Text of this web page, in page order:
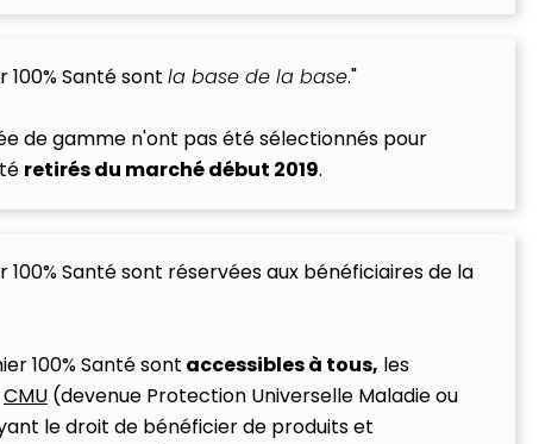
100% Santé sont la base de la base."
de gamme n'ont pas été sélectionnés pour
retirés du marché début 2019.
100% Santé sont réservées aux bénéficiaires de la
100% Santé sont accessibles à tous, les
CMU (devenue Protection Universelle Maladie ou
le droit de bénéficier de produits et